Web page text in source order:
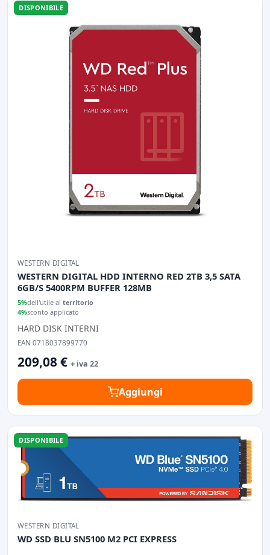
DISPONIBILE
WESTERN DIGITAL
WESTERN DIGITAL HDD INTERNO RED 2TB 3,5 SATA
6GB/S 5400RPM BUFFER 128MB
5%dell'utile al territorio
4%sconto applicato
HARD DISK INTERNI
EAN 0718037899770
209,08 € + iva 22
Aggiungi
DISPONIBILE
WESTERN DIGITAL
WD SSD BLU SN5100 M2 PCI EXPRESS